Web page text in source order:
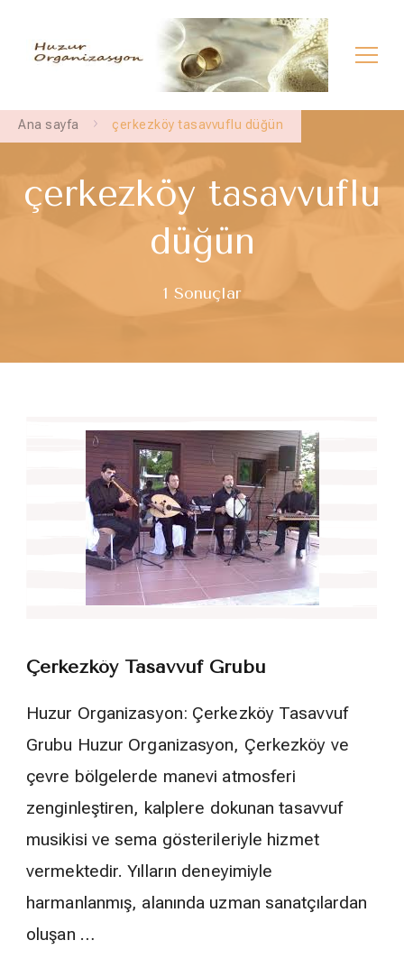
Çerkezköy İlahi Grubu | Çerkezköy Dini
Düğün | Çerkezköy İslami Düğün
çerkezköy dini nişan
Ana sayfa çerkezköy tasavvuflu düğün
çerkezköy tasavvuflu
düğün
1 Sonuçlar
Çerkezköy Tasavvuf Grubu
Huzur Organizasyon: Çerkezköy Tasavvuf
Grubu Huzur Organizasyon, Çerkezköy ve
çevre bölgelerde manevi atmosferi
zenginleştiren, kalplere dokunan tasavvuf
musikisi ve sema gösterileriyle hizmet
vermektedir. Yılların deneyimiyle
harmanlanmış, alanında uzman sanatçılardan
oluşan …